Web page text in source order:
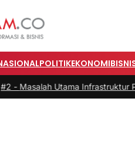
POLITIKEKONOMI
Utama Infrastruktur Pengisian